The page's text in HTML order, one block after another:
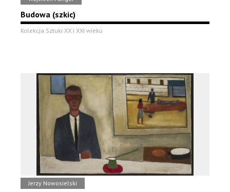
Budowa (szkic)
Kolekcja Sztuki XX i XXI wieku
Jerzy Nowosielski